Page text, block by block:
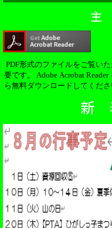
主
PDF形式のファイルをご覧い
要です。 Adobe Acrobat
ら無料ダウンロードしてくださ
新